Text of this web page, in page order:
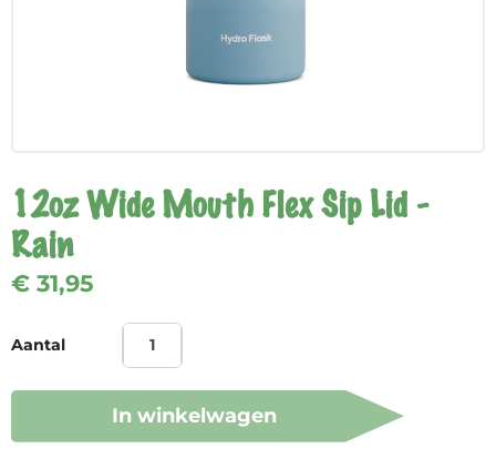
12oz Wide Mouth Flex Sip Lid -
Rain
€ 31,95
Aantal
In winkelwagen